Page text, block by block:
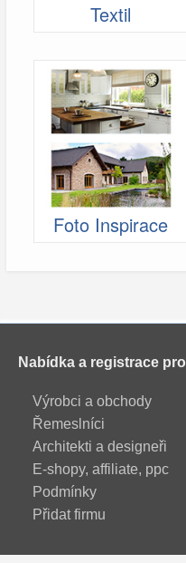
Textil
Foto Inspirace
Nabídka a registrace pro
Výrobci a obchody
Řemeslníci
Architekti a designeři
E-shopy, affiliate, ppc
Podmínky
Přidat firmu